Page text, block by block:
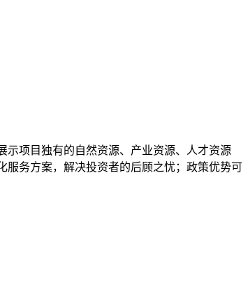
项目独有的自然资源、产业资源、人才资源
服务方案，解决投资者的后顾之忧；政策优势可